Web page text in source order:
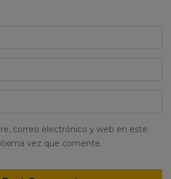
correo electrónico y web en este
vez que comente.